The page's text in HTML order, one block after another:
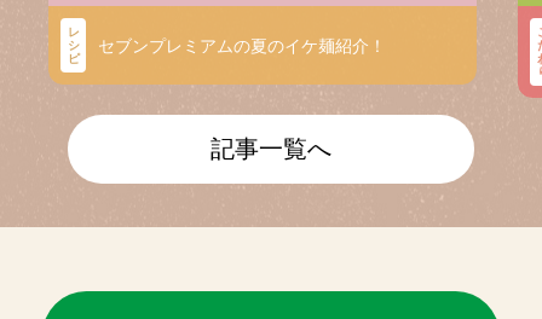
レ
シ
ピ
セブンプレミアムの夏のイケ麺紹介！
記事一覧へ